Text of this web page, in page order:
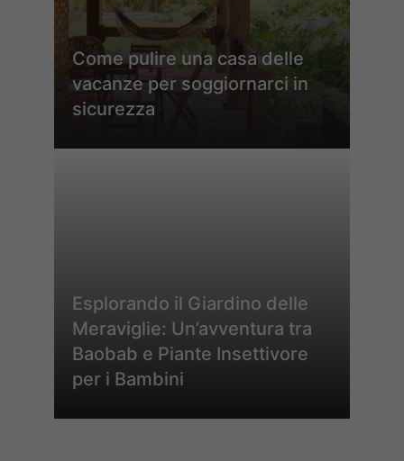
Come pulire una casa delle
vacanze per soggiornarci in
sicurezza
Esplorando il Giardino delle
Meraviglie: Un’avventura tra
Baobab e Piante Insettivore
per i Bambini